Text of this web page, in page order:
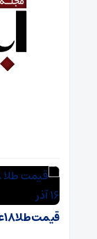
قیمت طلا ۱۸ عیار خریداران را غافلگیر کرد + جدول ۱۶ آذر